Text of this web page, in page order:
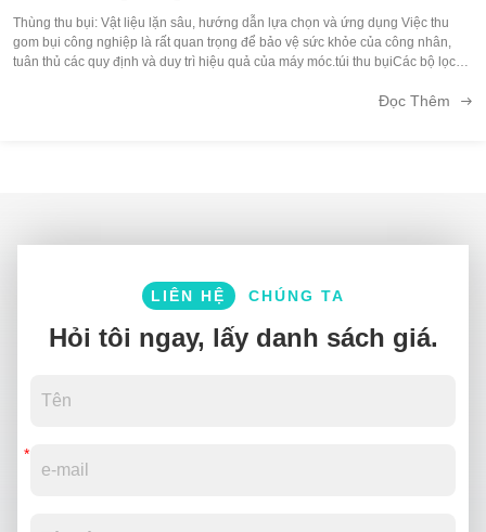
Thùng thu bụi: Vật liệu lặn sâu, hướng dẫn lựa chọn và ứng dụng Việc thu
gom bụi công nghiệp là rất quan trọng để bảo vệ sức khỏe của công nhân,
tuân thủ các quy định và duy trì hiệu quả của máy móc.túi thu bụiCác bộ lọc
Đọc Thêm
LIÊN HỆ CHÚNG TA
Hỏi tôi ngay, lấy danh sách giá.